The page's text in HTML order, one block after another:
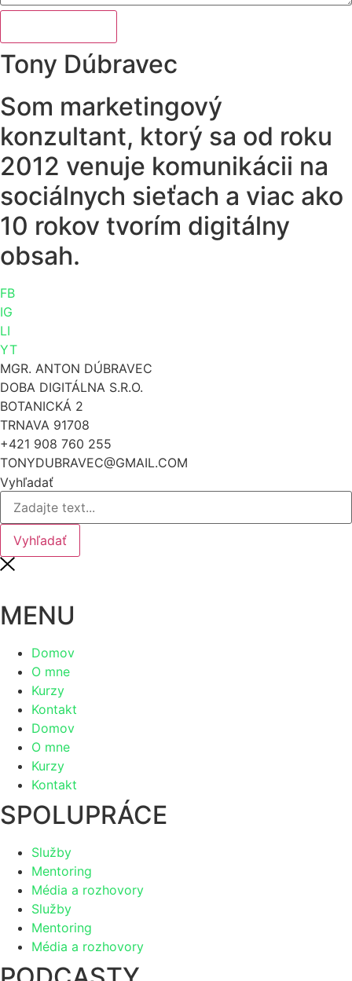
Tony Dúbravec
Som marketingový
konzultant, ktorý sa od roku
2012 venuje komunikácii na
sociálnych sieťach a viac ako
10 rokov tvorím digitálny
obsah.
FB
IG
LI
YT
MGR. ANTON DÚBRAVEC
DOBA DIGITÁLNA S.R.O.
BOTANICKÁ 2
TRNAVA 91708
+421 908 760 255
TONYDUBRAVEC@GMAIL.COM
Vyhľadať
Vyhľadať
MENU
Domov
O mne
Kurzy
Kontakt
Domov
O mne
Kurzy
Kontakt
SPOLUPRÁCE
Služby
Mentoring
Média a rozhovory
Služby
Mentoring
Média a rozhovory